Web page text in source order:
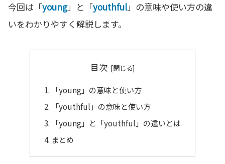
今回は「young」と「youthful」の意味や使い方の違
いをわかりやすく解説します。
目次
「young」の意味と使い方
「youthful」の意味と使い方
「young」と「youthful」の違いとは
まとめ